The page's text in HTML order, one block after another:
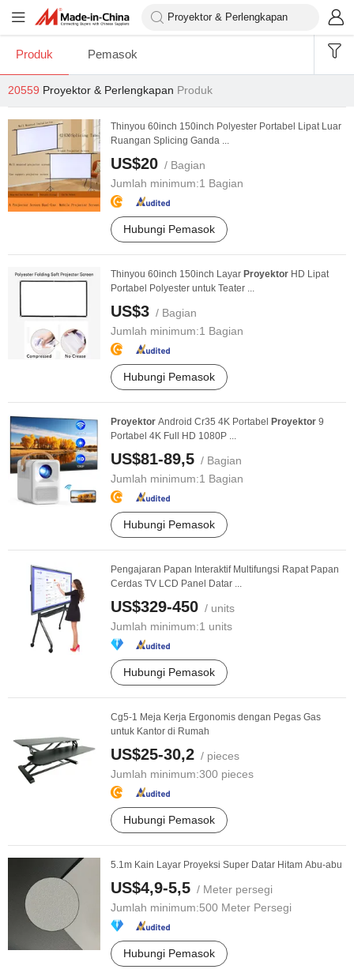
Produk Pemasok
20559 Proyektor & Perlengkapan Produk
Thinyou 60inch 150inch Polyester Portabel Lipat Luar
Ruangan Splicing Ganda ...
US$20 / Bagian
Jumlah minimum:1 Bagian
Hubungi Pemasok
Thinyou 60inch 150inch Layar Proyektor HD Lipat
Portabel Polyester untuk Teater ...
US$3 / Bagian
Jumlah minimum:1 Bagian
Hubungi Pemasok
Proyektor Android Cr35 4K Portabel Proyektor 9
Portabel 4K Full HD 1080P ...
US$81-89,5 / Bagian
Jumlah minimum:1 Bagian
Hubungi Pemasok
Pengajaran Papan Interaktif Multifungsi Rapat Papan
Cerdas TV LCD Panel Datar ...
US$329-450 / units
Jumlah minimum:1 units
Hubungi Pemasok
Cg5-1 Meja Kerja Ergonomis dengan Pegas Gas
untuk Kantor di Rumah
US$25-30,2 / pieces
Jumlah minimum:300 pieces
Hubungi Pemasok
5.1m Kain Layar Proyeksi Super Datar Hitam Abu-abu
US$4,9-5,5 / Meter persegi
Jumlah minimum:500 Meter Persegi
Hubungi Pemasok